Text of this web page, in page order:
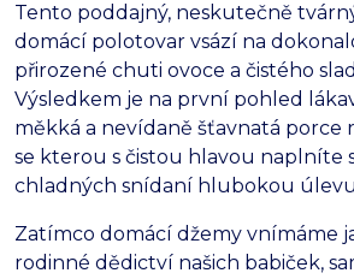
Tento poddajný, neskutečně
domácí polotovar vsází na
přirozené chuti ovoce a čistého
Výsledkem je na první pohled
měkká a nevídaně šťavnatá porce
se kterou s čistou hlavou naplníte
chladných snídaní hlubokou
Zatímco domácí džemy vnímáme
rodinné dědictví našich babiček,